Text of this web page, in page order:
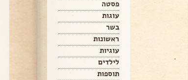
פסטה
עוגות
בשר
ראשונות
עוגיות
לילדים
תוספות